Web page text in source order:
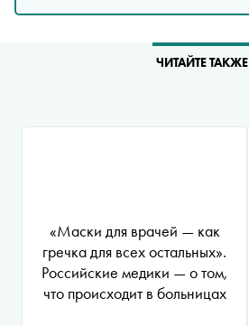
ЧИТАЙТЕ ТАКЖЕ
«Маски для врачей — как
гречка для всех остальных».
Российские медики — о том,
что происходит в больницах